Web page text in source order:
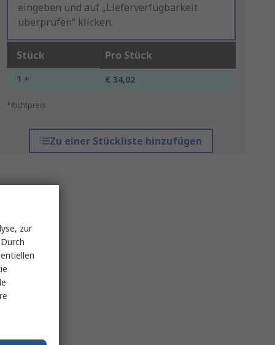
eingeben und auf „Lieferverfügbarkeit
überprüfen“ klicken.
Stück Pro Stück
1 + € 34,02
*Richtpreis
Zu einer Stückliste hinzufügen
zur